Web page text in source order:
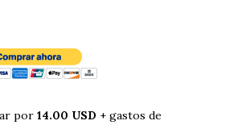
por 14.00 USD + gastos de